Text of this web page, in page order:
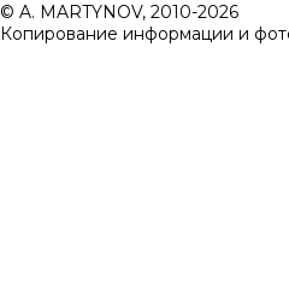
© A. MARTYNOV, 2010-2026
Копирование информации и